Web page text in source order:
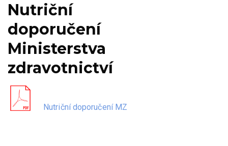
Nutriční
doporučení
Ministerstva
zdravotnictví
Nutriční doporučení MZ